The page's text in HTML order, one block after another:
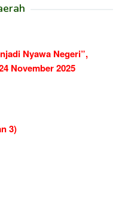
Nyawa Negeri”,
November 2025
3)